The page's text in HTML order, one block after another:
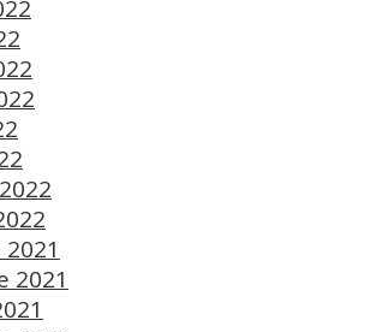
2021